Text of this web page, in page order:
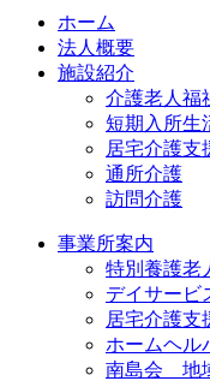
ホーム
法人概要
施設紹介
介護老人福
短期入所生
居宅介護支
通所介護
訪問介護
事業所案内
特別養護老
デイサービ
居宅介護支
ホームヘル
南島会 地